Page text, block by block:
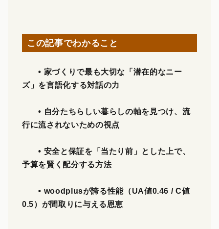
この記事でわかること
• 家づくりで最も大切な「潜在的なニー
ズ」を言語化する対話の力
• 自分たちらしい暮らしの軸を見つけ、流
行に流されないための視点
• 安全と保証を「当たり前」とした上で、
予算を賢く配分する方法
• woodplusが誇る性能（UA値0.46 / C値
0.5）が間取りに与える恩恵